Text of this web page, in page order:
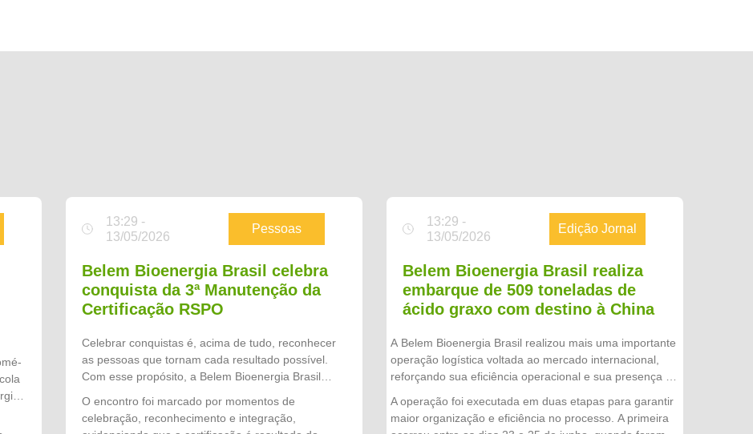
13:29 -
13/05/2026
Pessoas
Belem Bioenergia Brasil celebra
conquista da 3ª Manutenção da
Certificação RSPO
Celebrar conquistas é, acima de tudo, reconhecer
as pessoas que tornam cada resultado possível.
Com esse propósito, a Belem Bioenergia Brasil
para homenagear os colaboradores que
participaram diretamente do processo que culminou
O encontro foi marcado por momentos de
celebração, reconhecimento e integração,
13:29 -
13/05/2026
Edição Jornal
Belem Bioenergia Brasil realiza
embarque de 509 toneladas de
ácido graxo com destino à China
A Belem Bioenergia Brasil realizou mais uma importante
operação logística voltada ao mercado internacional,
reforçando sua eficiência operacional e sua presença no
contêineres, totalizando 509 toneladas de ácido graxo,
com destino à China.
A operação foi executada em duas etapas para garantir
maior organização e eficiência no processo. A primeira